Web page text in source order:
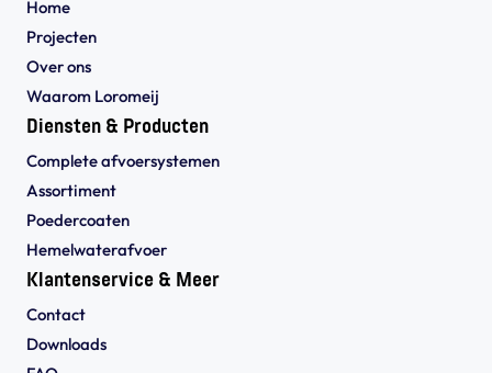
Home
Projecten
Over ons
Waarom Loromeij
Diensten & Producten
Complete afvoersystemen
Assortiment
Poedercoaten
Hemelwaterafvoer
Klantenservice & Meer
Contact
Downloads